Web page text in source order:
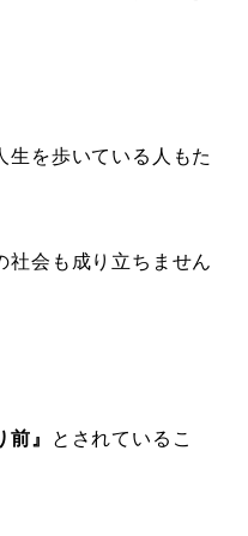
生を歩いている人もた
社会も成り立ちません
前』
とされているこ